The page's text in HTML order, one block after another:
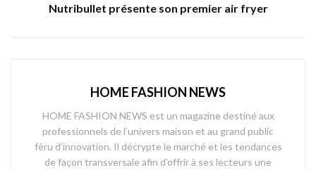
Nutribullet présente son premier air fryer
HOME FASHION NEWS
HOME FASHION NEWS est un magazine destiné aux
professionnels de l’univers maison et au grand public
féru d’innovation. Il décrypte le marché et les tendances
de façon transversale afin d’offrir à ses lecteurs une